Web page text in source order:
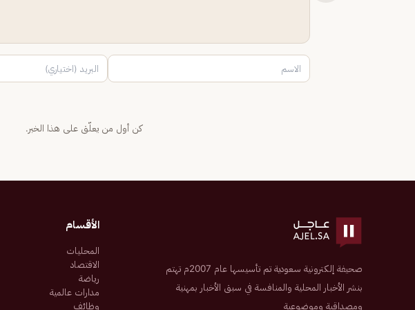
كن أول من يعلّق على هذا الخبر.
صحيفة إلكترونية سعودية تم تأسيسها عام 2007م تهتم
بنشر الأخبار المحلية والمنافسة في سبق الأخبار بمهنية
ومصداقية وموضوعية
الأقسام
المحليات
الاقتصاد
رياضة
مدارات عالمية
وظائف